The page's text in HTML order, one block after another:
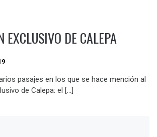
EXCLUSIVO DE CALEPA
pasajes en los que se hace mención al
de Calepa: el […]